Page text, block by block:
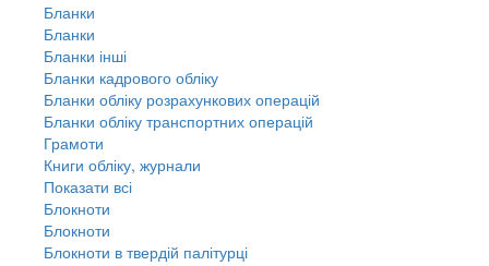
Бланки
Бланки
Бланки інші
Бланки кадрового обліку
Бланки обліку розрахункових операцій
Бланки обліку транспортних операцій
Грамоти
Книги обліку, журнали
Показати всі
Блокноти
Блокноти
Блокноти в твердій палітурці